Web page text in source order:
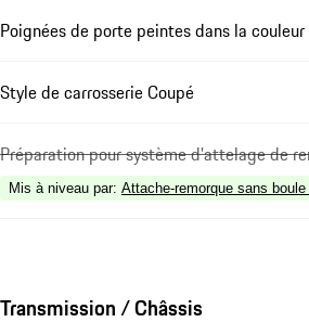
Poignées de porte peintes dans la
Style de carrosserie Coupé
Préparation pour système d'attelage de
Mis à niveau par: Attache-remorque sans
Transmission / Châssis